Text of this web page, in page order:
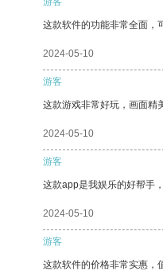
这款软件的功能非常全面，
2024-05-10
游客
这款游戏非常好玩，画面精
2024-05-10
游客
这款app是我娱乐的好帮手
2024-05-10
游客
这款软件的价格非常实惠，